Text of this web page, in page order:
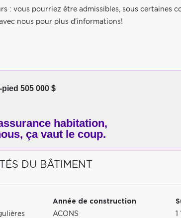
: vous pourriez être admissibles, sous certaines
avec nous pour plus d'informations!
505 000 $
habitation,
ça vaut le coup.
DU BÂTIMENT
Année de construction
ACONS